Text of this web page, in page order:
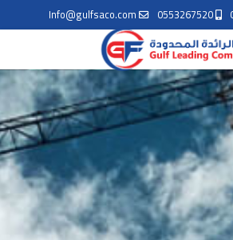
0553267520
Info@gulfsaco.com
معنا